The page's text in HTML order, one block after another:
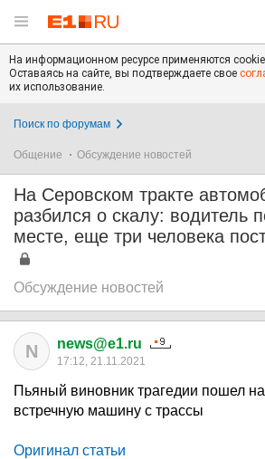
На информационном ресурсе применяются
Оставаясь на сайте, вы подтверждаете свое
их использование.
Поиск по форумам
Общение Обсуждение новостей
На Серовском тракте
разбился о скалу: водитель
месте, еще три человека
Обсуждение новостей
N news@e1.ru
17:12, 21.11.2021
Пьяный виновник трагедии пошел
встречную машину с трассы
Оригинал статьи